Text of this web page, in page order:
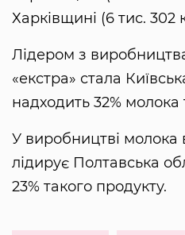
Харківщині (6 тис. 302
Лідером з
«екстра» стала
надходить 32% молока
У виробництві молока
лідирує Полтавська
23% такого продукту.